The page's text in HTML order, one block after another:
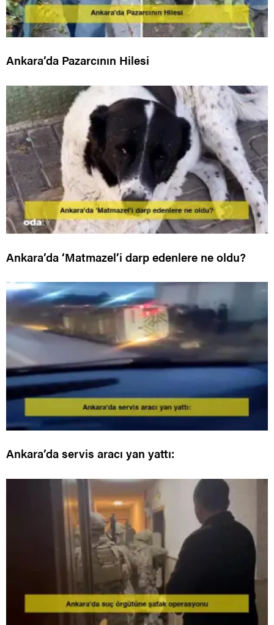
Ankara’da Pazarcının Hilesi
Ankara’da ‘Matmazel’i darp edenlere ne oldu?
Ankara’da servis aracı yan yattı: